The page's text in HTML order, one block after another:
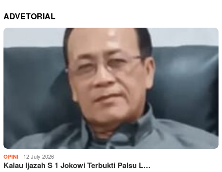
ADVETORIAL
OPINI 12 July 2026
Kalau Ijazah S 1 Jokowi Terbukti Palsu L…